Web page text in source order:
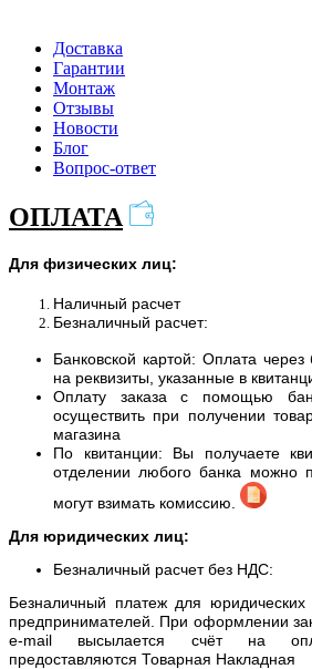
Доставка
Гарантии
Монтаж
Отзывы
Новости
Блог
Вопрос-ответ
ОПЛАТА
Для физических лиц:
Наличный расчет
Безналичный расчет:
Банковской картой: Оплата через
на реквизиты, указанные в
Оплату заказа с помощью
осуществить при получении
магазина
По квитанции: Вы получаете
отделении любого банка можно
могут взимать комиссию.
Для юридических лиц:
Безналичный расчет без НДС:
Безналичный платеж для
предпринимателей. При оформлении
e-mail высылается счёт на
предоставляются Товарная Накладная